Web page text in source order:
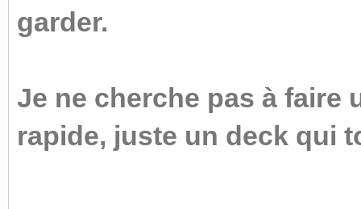
garder.
Je ne cherche pas à faire
rapide, juste un deck qui